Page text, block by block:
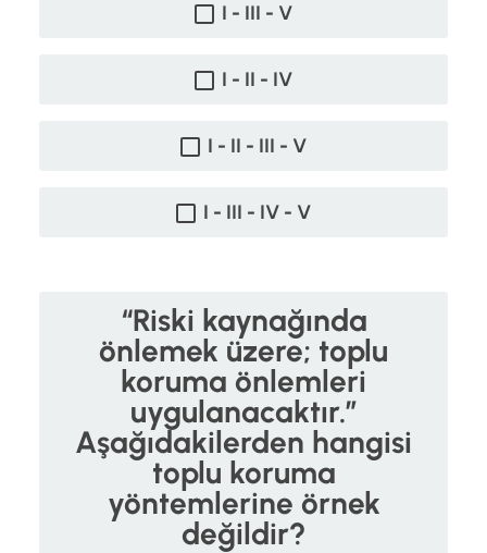
I - III - V
I - II - IV
I - II - III - V
I - III - IV - V
“Riski kaynağında
önlemek üzere; toplu
koruma önlemleri
uygulanacaktır.”
Aşağıdakilerden hangisi
toplu koruma
yöntemlerine örnek
değildir?